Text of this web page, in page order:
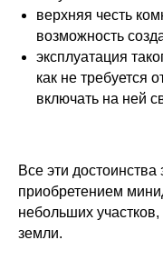
верхняя честь
возможность
эксплуатация
как не требуется
включать на ней
Все эти
приобретением
небольших
земли.